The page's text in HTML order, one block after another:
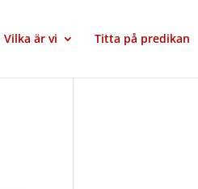
Vilka är vi Titta på predikan